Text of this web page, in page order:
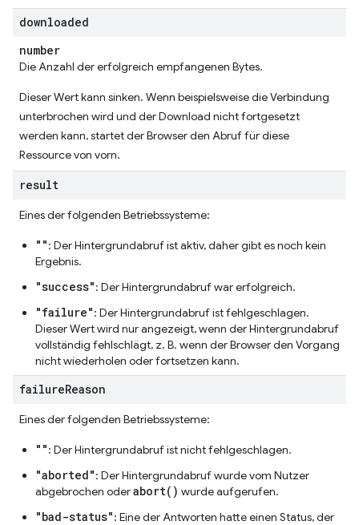
downloaded
number
Die Anzahl der erfolgreich empfangenen Bytes.
Dieser Wert kann sinken. Wenn beispielsweise die Verbindung
unterbrochen wird und der Download nicht fortgesetzt
werden kann, startet der Browser den Abruf für diese
Ressource von vorn.
result
Eines der folgenden Betriebssysteme:
"": Der Hintergrundabruf ist aktiv, daher gibt es noch kein
Ergebnis.
"success": Der Hintergrundabruf war erfolgreich.
"failure": Der Hintergrundabruf ist fehlgeschlagen.
Dieser Wert wird nur angezeigt, wenn der Hintergrundabruf
vollständig fehlschlägt, z. B. wenn der Browser den Vorgang
nicht wiederholen oder fortsetzen kann.
failureReason
Eines der folgenden Betriebssysteme:
"": Der Hintergrundabruf ist nicht fehlgeschlagen.
"aborted": Der Hintergrundabruf wurde vom Nutzer
abgebrochen oderabort() wurde aufgerufen.
"bad-status": Eine der Antworten hatte einen Status, der